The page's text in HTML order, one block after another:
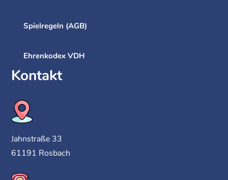
Spielregeln (AGB)
Ehrenkodex VDH
Kontakt
Jahnstraße 33
61191 Rosbach